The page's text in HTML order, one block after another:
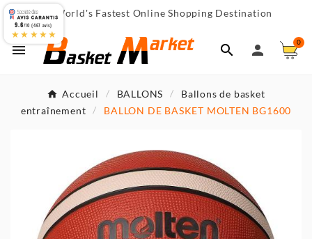
 World's Fastest Online Shopping Destination
  
0
Accueil BALLONS
Ballons de basket
entraînement
BALLON DE BASKET MOLTEN BG1600
9.6/10 (467 avis)
★★★★★